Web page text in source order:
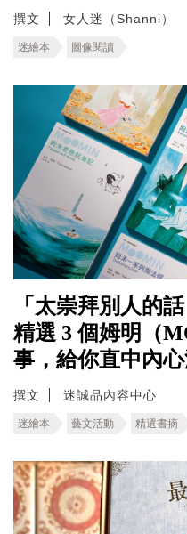
撰文 女人迷（Shanni）
迷繪本 圖像閱讀
「太崇拜別人的
精選 3 個姆明（
事，給你直中內
撰文 迷誠品內容中心
迷繪本 藝文活動 精選書摘